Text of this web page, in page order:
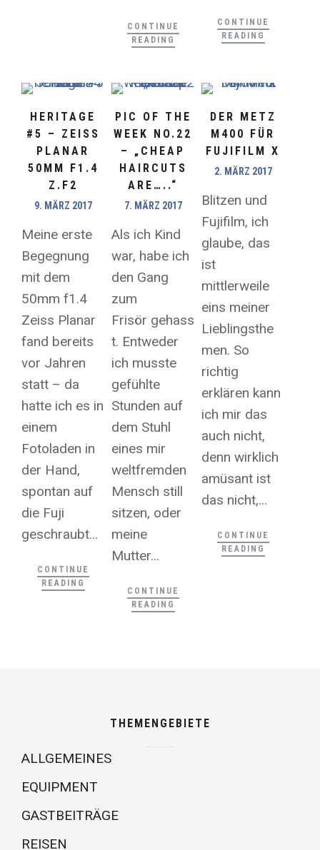
CONTINUE
READING
CONTINUE
READING
HERITAGE
#5 – ZEISS
PLANAR
50MM F1.4
Z.F2
9. MÄRZ 2017
Meine erste
Begegnung
mit dem
50mm f1.4
Zeiss Planar
fand bereits
vor Jahren
statt – da
hatte ich es in
einem
Fotoladen in
der Hand,
spontan auf
die Fuji
geschraubt...
CONTINUE
READING
PIC OF THE
WEEK NO.22
– „CHEAP
HAIRCUTS
ARE…..“
7. MÄRZ 2017
Als ich Kind
war, habe ich
den Gang
zum
Frisör gehass
t. Entweder
ich musste
gefühlte
Stunden auf
dem Stuhl
eines mir
weltfremden
Mensch still
sitzen, oder
meine
Mutter...
CONTINUE
READING
DER METZ
M400 FÜR
FUJIFILM X
2. MÄRZ 2017
Blitzen und
Fujifilm, ich
glaube, das
ist
mittlerweile
eins meiner
Lieblingsthe
men. So
richtig
erklären kann
ich mir das
auch nicht,
denn wirklich
amüsant ist
das nicht,...
CONTINUE
READING
THEMENGEBIETE
ALLGEMEINES
EQUIPMENT
GASTBEITRÄGE
REISEN